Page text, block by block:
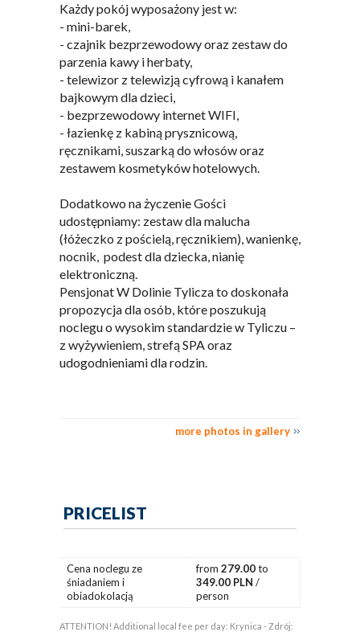
Każdy pokój wyposażony jest w:
- mini-barek,
- czajnik bezprzewodowy oraz zestaw do
parzenia kawy i herbaty,
- telewizor z telewizją cyfrową i kanałem
bajkowym dla dzieci,
- bezprzewodowy internet WIFI,
- łazienkę z kabiną prysznicową,
ręcznikami, suszarką do włosów oraz
zestawem kosmetyków hotelowych.
Dodatkowo na życzenie Gości
udostępniamy: zestaw dla malucha
(łóżeczko z pościelą, ręcznikiem), wanienkę,
nocnik, podest dla dziecka, nianię
elektroniczną.
Pensjonat W Dolinie Tylicza to doskonała
propozycja dla osób, które poszukują
noclegu o wysokim standardzie w Tyliczu –
z wyżywieniem, strefą SPA oraz
udogodnieniami dla rodzin.
more photos in gallery
PRICELIST
Cena noclegu ze
śniadaniem i
obiadokolacją
from 279.00to
349.00 PLN /
person
ATTENTION! Additional local fee per day: Krynica - Zdrój: